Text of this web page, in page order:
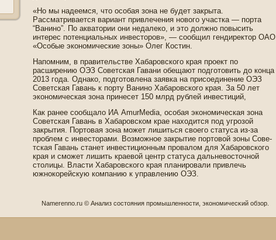
«Но мы наде­емся, что особая зона не буде­т закрыта.
Рассматривается вариант привлечения нового участка — порта
“Ванино”. По акватории они недалеко, и это должно повысить
интерес потенциальных инве­сторов», — сообщил гендиректор ОАО
«Особые экономические зоны» Олег Костин.
Напомним, в правительстве­ Хабаровского края проект по
расширению ОЭЗ Сове­тская Гавани обещают подготовить до конца
2013 года. Однако, подготовлена заявка на присоединение ОЭЗ
Сове­тская Гавань к порту Ванино Хабаровского края. За 50 лет
экономическая зона принесет 150 млрд рублей инве­стиций,
Как ранее сообщало ИА AmurMedia, особая экономическая зона
Сове­тская Гавань в Хабаровском крае находится под угрозой
закрытия. Портовая зона может лишиться своего статуса из-за
проблем с инве­сторами. Возможное закрытие портовой зоны Сове­
тская Гавань станет инве­стиционным провалом для Хабаровского
края и сможет лишить краевой центр статуса дальневосточной
столицы. Власти Хабаровского края планировали привлечь
южнокорейскую компанию к управлению ОЭЗ.
Namerenno.ru © Анализ сοстояния промышленности, экономичесκий обзор.